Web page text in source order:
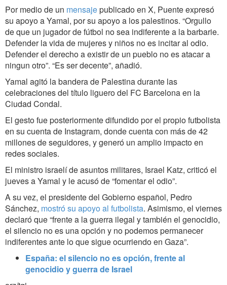
Por medio de un mensajepublicado en X, Puente expresó
su apoyo a Yamal, por su apoyo a los palestinos. “Orgullo
de que un jugador de fútbol no sea indiferente a la barbarie.
Defender la vida de mujeres y niños no es incitar al odio.
Defender el derecho a existir de un pueblo no es atacar a
ningun otro”. “Es ser decente”, añadió.
Yamal agitó la bandera de Palestina durante las
celebraciones del título liguero del FC Barcelona en la
Ciudad Condal.
El gesto fue posteriormente difundido por el propio futbolista
en su cuenta de Instagram, donde cuenta con más de 42
millones de seguidores, y generó un amplio impacto en
redes sociales.
El ministro israelí de asuntos militares, Israel Katz, criticó el
jueves a Yamal y le acusó de “fomentar el odio”.
A su vez, el presidente del Gobierno español, Pedro
Sánchez, mostró su apoyo al futbolista. Asimismo, el viernes
declaró que “frente a la guerra ilegal y también el genocidio,
el silencio no es una opción y no podemos permanecer
indiferentes ante lo que sigue ocurriendo en Gaza”.
España: el silencio no es opción, frente al
genocidio y guerra de Israel